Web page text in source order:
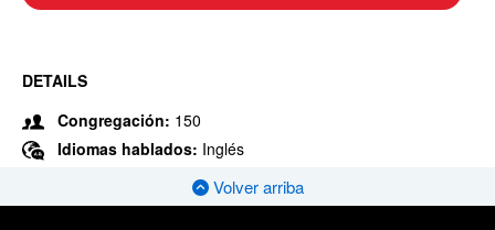
DETAILS
Congregación: 150
Idiomas hablados: Inglés
Volver arriba